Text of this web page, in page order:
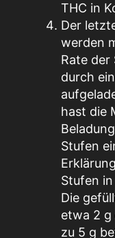
THC in
Der
werden
Rate der
durch
hast die
Stufen
Stufen
Die
etwa 2 g
zu 5 g